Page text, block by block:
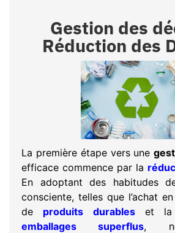
Gestion des
Réduction des
La première étape vers une
efficace commence par la
En adoptant des habitudes
consciente, telles que l’achat
de produits durableset la
emballages superflus,